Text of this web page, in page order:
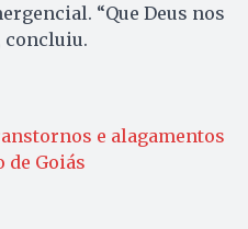
“Que Deus nos
concluiu.
e alagamentos
de Goiás